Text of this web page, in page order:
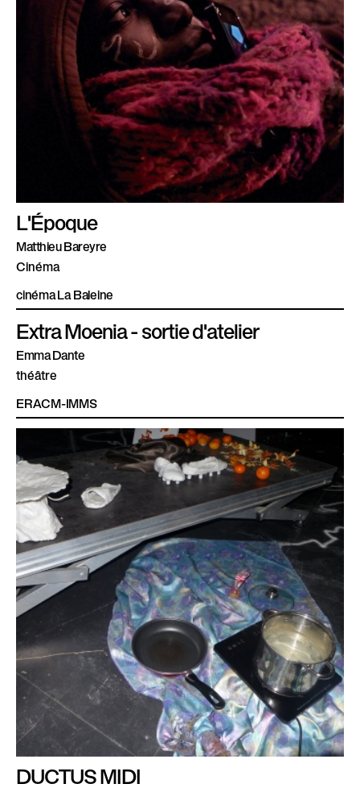
L'Époque
Matthieu Bareyre
Cinéma
cinéma La Baleine
Extra Moenia - sortie d'atelier
Emma Dante
théâtre
ERACM-IMMS
DUCTUS MIDI